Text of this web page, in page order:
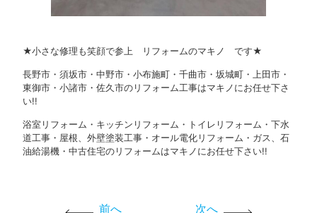
★小さな修理も笑顔で参上 リフォームのマキノ です★
長野市・須坂市・中野市・小布施町・千曲市・坂城町・上田市・
東御市・小諸市・佐久市のリフォーム工事はマキノにお任せ下さ
い!!
浴室リフォーム・キッチンリフォーム・トイレリフォーム・下水
道工事・屋根、外壁塗装工事・オール電化リフォーム・ガス、石
油給湯機・中古住宅のリフォームはマキノにお任せ下さい!!
前へ 次へ